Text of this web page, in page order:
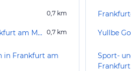
0,7 km
Palmengarten Frankfurt am Main 0,7 km
in Frankfurt am
Yullbe Go
Sport-